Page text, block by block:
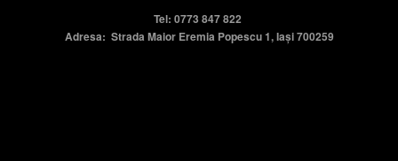
Tel: 0773 847 822
Adresa: Strada Maior Eremia Popescu 1, Iași 700259